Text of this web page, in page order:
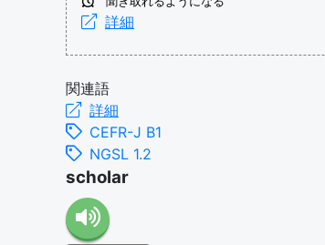
詳細
関連語
詳細
CEFR-J B1
NGSL 1.2
scholar